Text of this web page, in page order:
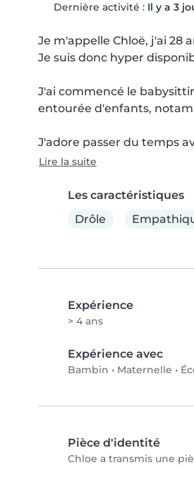
Dernière activité : Il y a 3
Je m'appelle Chloë, j'ai 28
Je suis donc hyper
J'ai commencé le
entourée d'enfants,
J'adore passer du temps
Lire la suite
Les caractéristiques
Drôle
Expérience
> 4 ans
Expérience avec
Bambin • Maternelle •
Pièce d'identité
Chloe a transmis une